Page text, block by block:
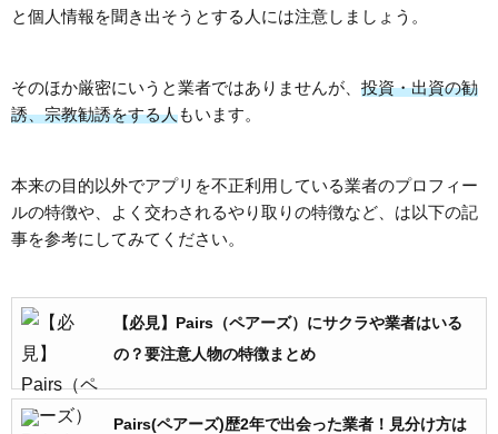
と個人情報を聞き出そうとする人には注意しましょう。
そのほか厳密にいうと業者ではありませんが、 投資・出資の勧
誘、宗教勧誘をする人もいます。
本来の目的以外でアプリを不正利用している業者のプロフィー
ルの特徴や、よく交わされるやり取りの特徴など、は以下の記
事を参考にしてみてください。
【必見】Pairs（ペアーズ）にサクラや業者はいる
の？要注意人物の特徴まとめ
Pairs(ペアーズ)歴2年で出会った業者！見分け方は